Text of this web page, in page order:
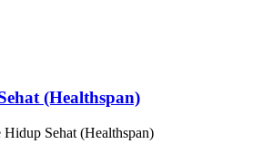
(Healthspan)
Sehat (Healthspan)